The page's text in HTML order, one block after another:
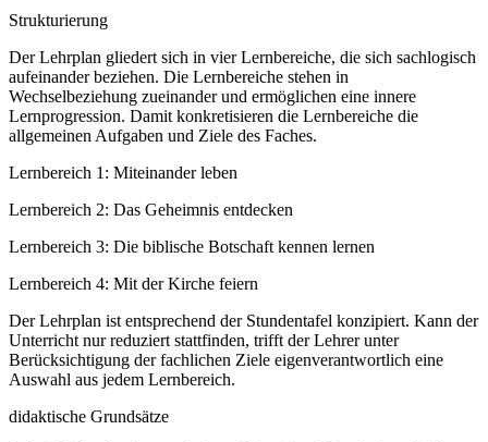
Strukturierung
Der Lehrplan gliedert sich in vier Lernbereiche, die sich sachlogisch
aufeinander beziehen. Die Lernbereiche stehen in
Wechselbeziehung zueinander und ermöglichen eine innere
Lernprogression. Damit konkretisieren die Lernbereiche die
allgemeinen Aufgaben und Ziele des Faches.
Lernbereich 1: Miteinander leben
Lernbereich 2: Das Geheimnis entdecken
Lernbereich 3: Die biblische Botschaft kennen lernen
Lernbereich 4: Mit der Kirche feiern
Der Lehrplan ist entsprechend der Stundentafel konzipiert. Kann der
Unterricht nur reduziert stattfinden, trifft der Lehrer unter
Berücksichtigung der fachlichen Ziele eigenverantwortlich eine
Auswahl aus jedem Lernbereich.
didaktische Grundsätze